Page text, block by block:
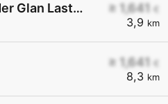
≥ 1,641 €
3,9 km
OMV - Sankt Veit an der Glan Lastenstraße 38
≥ 1,641 €
8,3 km